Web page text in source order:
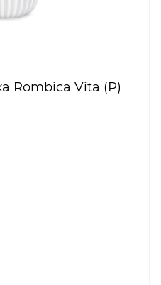
Rombica Vita (Р)